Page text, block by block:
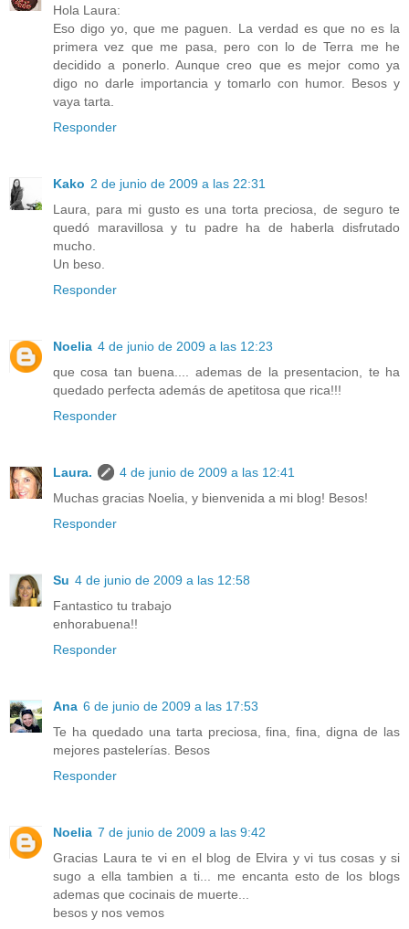
Hola Laura:
Eso digo yo, que me paguen. La verdad es que no es la
primera vez que me pasa, pero con lo de Terra me he
decidido a ponerlo. Aunque creo que es mejor como ya
digo no darle importancia y tomarlo con humor. Besos y
vaya tarta.
Responder
Kako 2 de junio de 2009 a las 22:31
Laura, para mi gusto es una torta preciosa, de seguro te
quedó maravillosa y tu padre ha de haberla disfrutado
mucho.
Un beso.
Responder
Noelia 4 de junio de 2009 a las 12:23
que cosa tan buena.... ademas de la presentacion, te ha
quedado perfecta además de apetitosa que rica!!!
Responder
Laura.
4 de junio de 2009 a las 12:41
Muchas gracias Noelia, y bienvenida a mi blog! Besos!
Responder
Su 4 de junio de 2009 a las 12:58
Fantastico tu trabajo
enhorabuena!!
Responder
Ana 6 de junio de 2009 a las 17:53
Te ha quedado una tarta preciosa, fina, fina, digna de las
mejores pastelerías. Besos
Responder
Noelia 7 de junio de 2009 a las 9:42
Gracias Laura te vi en el blog de Elvira y vi tus cosas y si
sugo a ella tambien a ti... me encanta esto de los blogs
ademas que cocinais de muerte...
besos y nos vemos